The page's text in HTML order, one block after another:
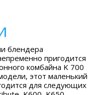
блендера
пригодится
комбайна K 700
этот маленький
для следующих